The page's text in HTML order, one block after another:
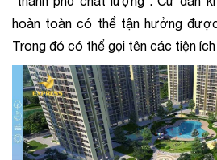
hoàn toàn có thể tận hưởng
Trong đó có thể gọi tên các tiện